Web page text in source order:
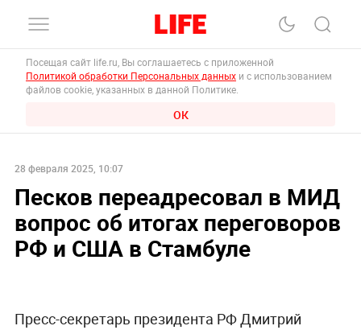
Посещая сайт life.ru, Вы соглашаетесь с приложенной
Политикой обработки Персональных данных и с использованием
файлов cookie, указанных в данной Политике.
ОК
28 февраля 2025, 10:07
Песков переадресовал в МИД
вопрос об итогах переговоров
РФ и США в Стамбуле
Пресс-секретарь президента РФ Дмитрий